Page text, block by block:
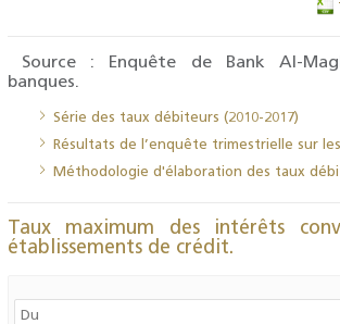
Source : Enquête de Bank Al-
banques.
Série des taux débiteurs (2010-2017)
Résultats de l’enquête trimestrielle sur
Méthodologie d'élaboration des taux
Taux maximum des intérêts
établissements de crédit.